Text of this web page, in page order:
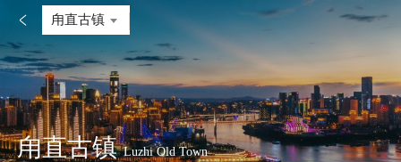
 甪直古镇
甪直古镇Luzhi Old Town